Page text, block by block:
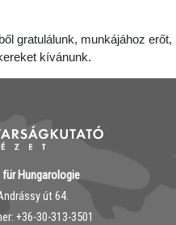
gratulálunk, munkájához erőt,
kívánunk.
Hungarologie
út 64.
‭+36-30-313-3501